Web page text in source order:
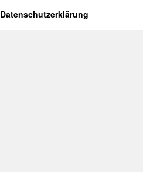
Datenschutzerklärung